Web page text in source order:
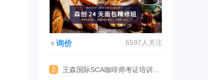
￥询价 6597人关注
2 王森国际SCA咖啡师考证培训课程